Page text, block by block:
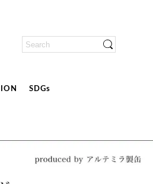
SDGs